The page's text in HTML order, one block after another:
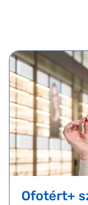
Ofotért+